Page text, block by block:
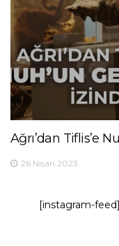
Ağrı’dan Tiflis’e
26 Nisan 2023
[instagram-feed]